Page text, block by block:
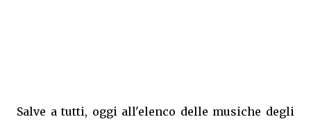
Salve a tutti, oggi all'elenco delle musiche degli